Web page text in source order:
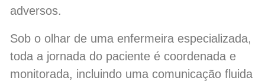
adversos.
Sob o olhar de uma enfermeira especializada,
toda a jornada do paciente é coordenada e
monitorada, incluindo uma comunicação fluida